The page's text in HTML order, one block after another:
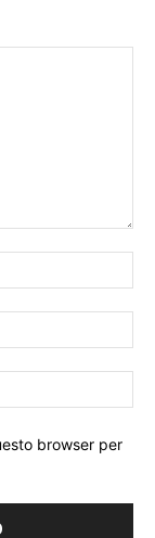
browser per